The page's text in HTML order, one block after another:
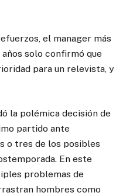
el manager más
solo confirmó que
para un relevista, y
la polémica decisión de
partido ante
o tres de los posibles
En este
problemas de
hombres como